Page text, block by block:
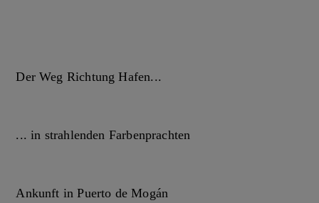
Der Weg Richtung Hafen...
... in strahlenden Farbenprachten
Ankunft in Puerto de Mogán